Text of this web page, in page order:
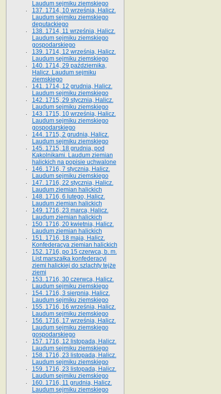
Laudum sejmiku ziemskiego
137. 1714, 10 września, Halicz.
Laudum sejmiku ziemskiego
deputackiego
138. 1714, 11 września, Halicz.
Laudum sejmiku ziemskiego
gospodarskiego
139. 1714, 12 września, Halicz.
Laudum sejmiku ziemskiego
140. 1714, 29 października,
Halicz. Laudum sejmiku
ziemskiego
141. 1714, 12 grudnia, Halicz.
Laudum sejmiku ziemskiego
142. 1715, 29 stycznia, Halicz.
Laudum sejmiku ziemskiego
143. 1715, 10 września, Halicz.
Laudum sejmiku ziemskiego
gospodarskiego
144. 1715, 2 grudnia, Halicz.
Laudum sejmiku ziemskiego
145. 1715, 18 grudnia, pod
Kąkolnikami. Laudum ziemian
halickich na popisie uchwalone
146. 1716, 7 stycznia, Halicz.
Laudum sejmiku ziemskiego
147. 1716, 22 stycznia, Halicz.
Laudum ziemian halickich
148. 1716, 6 lutego, Halicz.
Laudum ziemian halickich
149. 1716, 23 marca, Halicz.
Laudum ziemian halickich
150. 1716, 20 kwietnia, Halicz.
Laudum ziemian halickich
151. 1716, 18 maja, Halicz.
Konfederacya ziemian halickich
152. 1716, po 15 czerwca, b. m.
List marszałka konfederacyi
ziemi halickiej do szlachty tejże
ziemi
153. 1716, 30 czerwca, Halicz.
Laudum sejmiku ziemskiego
154. 1716, 3 sierpnia, Halicz.
Laudum sejmiku ziemskiego
155. 1716, 16 września, Halicz.
Laudum sejmiku ziemskiego
156. 1716, 17 września, Halicz.
Laudum sejmiku ziemskiego
gospodarskiego
157. 1716, 12 listopada, Halicz.
Laudum sejmiku ziemskiego
158. 1716, 23 listopada, Halicz.
Laudum sejmiku ziemskiego
159. 1716, 23 listopada, Halicz.
Laudum sejmiku ziemskiego
160. 1716, 11 grudnia, Halicz.
Laudum sejmiku ziemskiego